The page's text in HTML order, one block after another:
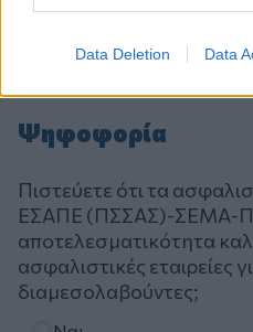
Data Deletion Data
Ψηφοφορία
Πιστεύετε ότι τα
ΕΣΑΠΕ (ΠΣΣΑΣ)-ΣΕΜΑ-
αποτελεσματικότητα
ασφαλιστικές εταιρείες
διαμεσολαβούντες;